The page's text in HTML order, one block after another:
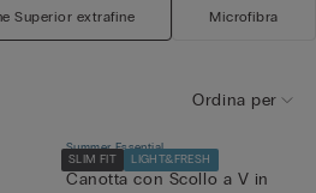
Superior extrafine Microfibra
Ordina per
SLIM FIT LIGHT&FRESH
Summer Essential
Canotta con Scollo a V in